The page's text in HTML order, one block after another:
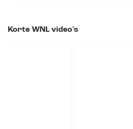
Korte WNL video's